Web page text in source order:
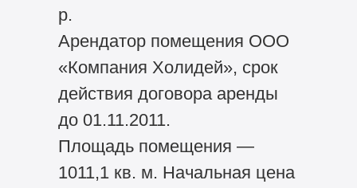
р.
Арендатор помещения ООО
«Компания Холидей», срок
действия договора аренды
до 01.11.2011.
Площадь помещения —
1011,1 кв. м. Начальная цена